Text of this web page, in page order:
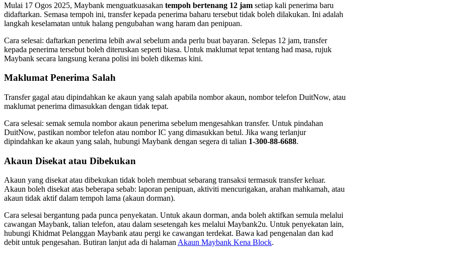
Mulai 17 Ogos 2025, Maybank menguatkuasakan tempoh bertenang 12 jam setiap kali penerima baru
didaftarkan. Semasa tempoh ini, transfer kepada penerima baharu tersebut tidak boleh dilakukan. Ini adalah
langkah keselamatan untuk halang pengubahan wang haram dan penipuan.
Cara selesai: daftarkan penerima lebih awal sebelum anda perlu buat bayaran. Selepas 12 jam, transfer
kepada penerima tersebut boleh diteruskan seperti biasa. Untuk maklumat tepat tentang had masa, rujuk
Maybank secara langsung kerana polisi ini boleh dikemas kini.
Maklumat Penerima Salah
Transfer gagal atau dipindahkan ke akaun yang salah apabila nombor akaun, nombor telefon DuitNow, atau
maklumat penerima dimasukkan dengan tidak tepat.
Cara selesai: semak semula nombor akaun penerima sebelum mengesahkan transfer. Untuk pindahan
DuitNow, pastikan nombor telefon atau nombor IC yang dimasukkan betul. Jika wang terlanjur
dipindahkan ke akaun yang salah, hubungi Maybank dengan segera di talian 1-300-88-6688.
Akaun Disekat atau Dibekukan
Akaun yang disekat atau dibekukan tidak boleh membuat sebarang transaksi termasuk transfer keluar.
Akaun boleh disekat atas beberapa sebab: laporan penipuan, aktiviti mencurigakan, arahan mahkamah, atau
akaun tidak aktif dalam tempoh lama (akaun dorman).
Cara selesai bergantung pada punca penyekatan. Untuk akaun dorman, anda boleh aktifkan semula melalui
cawangan Maybank, talian telefon, atau dalam sesetengah kes melalui Maybank2u. Untuk penyekatan lain,
hubungi Khidmat Pelanggan Maybank atau pergi ke cawangan terdekat. Bawa kad pengenalan dan kad
debit untuk pengesahan. Butiran lanjut ada di halamanAkaun Maybank Kena Block.